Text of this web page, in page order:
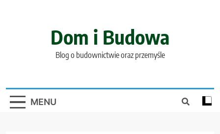
Dom i Budowa
Blog o budownictwie oraz przemyśle
MENU